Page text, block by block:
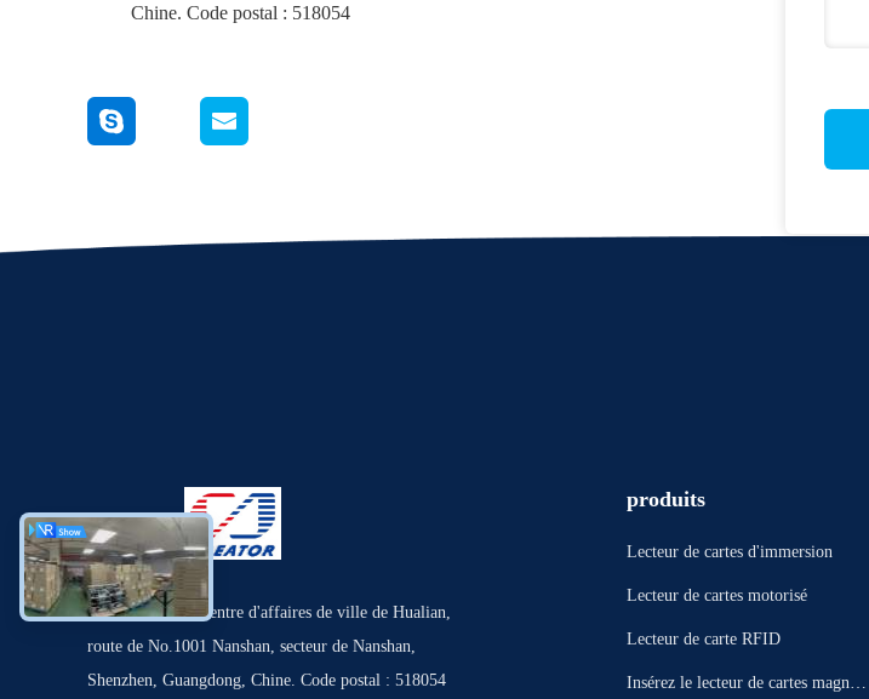
Chine. Code postal : 518054
8/F, T3 de bloc, centre d'affaires de ville de Hualian,
route de No.1001 Nanshan, secteur de Nanshan,
Shenzhen, Guangdong, Chine. Code postal : 518054
produits
Lecteur de cartes d'immersion
Lecteur de cartes motorisé
Lecteur de carte RFID
Insérez le lecteur de cartes magnéti